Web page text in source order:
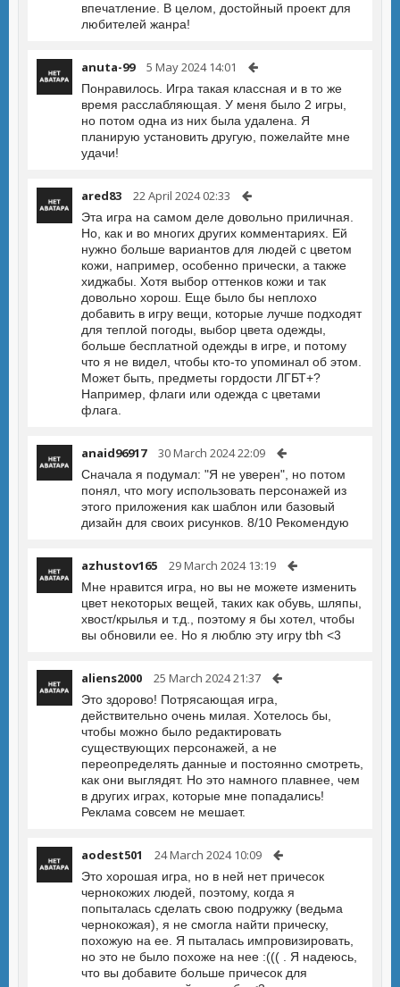
впечатление. В целом, достойный проект для
любителей жанра!
anuta-99 5 May 2024 14:01
Понравилось. Игра такая классная и в то же
время расслабляющая. У меня было 2 игры,
но потом одна из них была удалена. Я
планирую установить другую, пожелайте мне
удачи!
ared83 22 April 2024 02:33
Эта игра на самом деле довольно приличная.
Но, как и во многих других комментариях. Ей
нужно больше вариантов для людей с цветом
кожи, например, особенно прически, а также
хиджабы. Хотя выбор оттенков кожи и так
довольно хорош. Еще было бы неплохо
добавить в игру вещи, которые лучше подходят
для теплой погоды, выбор цвета одежды,
больше бесплатной одежды в игре, и потому
что я не видел, чтобы кто-то упоминал об этом.
Может быть, предметы гордости ЛГБТ+?
Например, флаги или одежда с цветами
флага.
anaid96917 30 March 2024 22:09
Сначала я подумал: "Я не уверен", но потом
понял, что могу использовать персонажей из
этого приложения как шаблон или базовый
дизайн для своих рисунков. 8/10 Рекомендую
azhustov165 29 March 2024 13:19
Мне нравится игра, но вы не можете изменить
цвет некоторых вещей, таких как обувь, шляпы,
хвост/крылья и т.д., поэтому я бы хотел, чтобы
вы обновили ее. Но я люблю эту игру tbh <3
aliens2000 25 March 2024 21:37
Это здорово! Потрясающая игра,
действительно очень милая. Хотелось бы,
чтобы можно было редактировать
существующих персонажей, а не
переопределять данные и постоянно смотреть,
как они выглядят. Но это намного плавнее, чем
в других играх, которые мне попадались!
Реклама совсем не мешает.
aodest501 24 March 2024 10:09
Это хорошая игра, но в ней нет причесок
чернокожих людей, поэтому, когда я
попыталась сделать свою подружку (ведьма
чернокожая), я не смогла найти прическу,
похожую на ее. Я пыталась импровизировать,
но это не было похоже на нее :((( . Я надеюсь,
что вы добавите больше причесок для